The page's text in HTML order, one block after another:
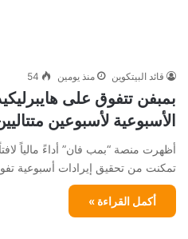
قائد البيتكوين منذ يومين 54
بمبفن تتفوق على
الأسبوعية لأسبوعين
أظهرت منصة “بمب فان” أداءً مالياً
تمكنت من تحقيق إيرادات أسبوعية
أكمل القراءة »